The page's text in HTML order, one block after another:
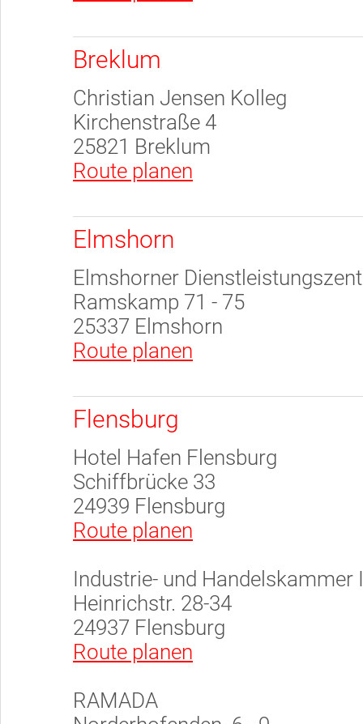
Breklum
Christian Jensen Kolleg
Kirchenstraße 4
25821 Breklum
Route planen
Elmshorn
Elmshorner
Ramskamp 71 - 75
25337 Elmshorn
Route planen
Flensburg
Hotel Hafen Flensburg
Schiffbrücke 33
24939 Flensburg
Route planen
Industrie- und Handelskammer
Heinrichstr. 28-34
24937 Flensburg
Route planen
RAMADA